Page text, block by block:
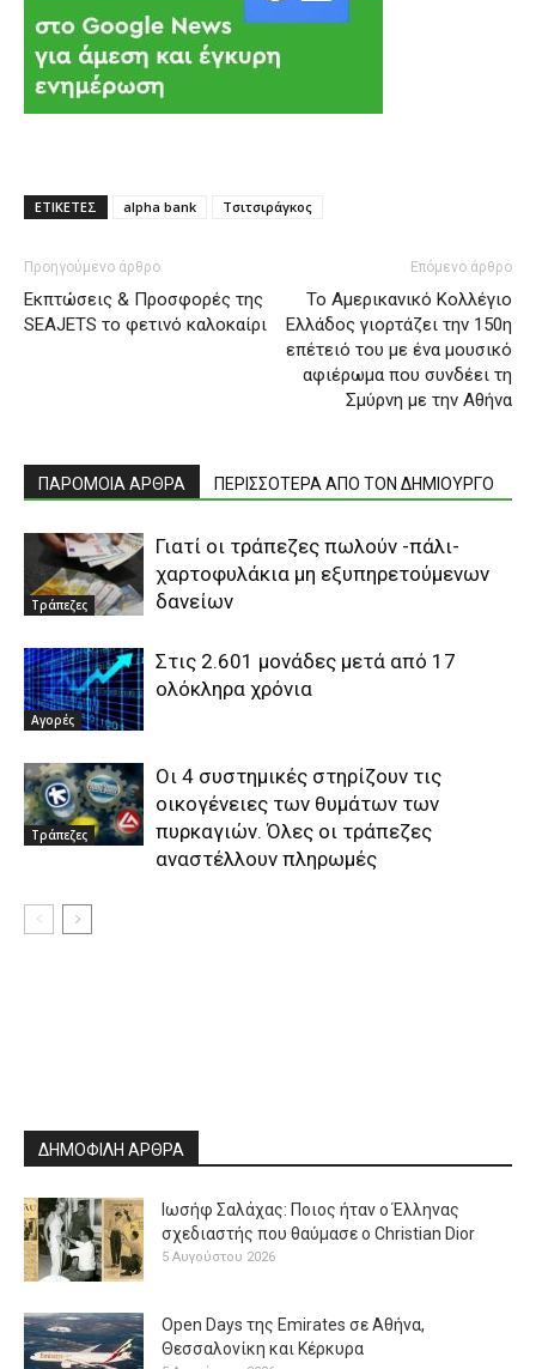
ΕΤΙΚΕΤΕΣ alpha bank Τσιτσιράγκος
Προηγούμενο άρθρο
Εκπτώσεις & Προσφορές της
SEAJETS το φετινό καλοκαίρι
Επόμενο άρθρο
Το Αμερικανικό Κολλέγιο
Ελλάδος γιορτάζει την 150η
επέτειό του με ένα μουσικό
αφιέρωμα που συνδέει τη
Σμύρνη με την Αθήνα
ΠΑΡΟΜΟΙΑ ΑΡΘΡΑ ΠΕΡΙΣΣΟΤΕΡΑ ΑΠΟ ΤΟΝ ΔΗΜΙΟΥΡΓΟ
Τράπεζες
Γιατί οι τράπεζες πωλούν -πάλι-
χαρτοφυλάκια μη εξυπηρετούμενων
δανείων
Αγορές
Στις 2.601 μονάδες μετά από 17
ολόκληρα χρόνια
Τράπεζες
Οι 4 συστημικές στηρίζουν τις
οικογένειες των θυμάτων των
πυρκαγιών. Όλες οι τράπεζες
αναστέλλουν πληρωμές
ΔΗΜΟΦΙΛΗ ΑΡΘΡΑ
Ιωσήφ Σαλάχας: Ποιος ήταν ο Έλληνας
σχεδιαστής που θαύμασε ο Christian Dior
5 Αυγούστου 2026
Open Days της Emirates σε Αθήνα,
Θεσσαλονίκη και Κέρκυρα